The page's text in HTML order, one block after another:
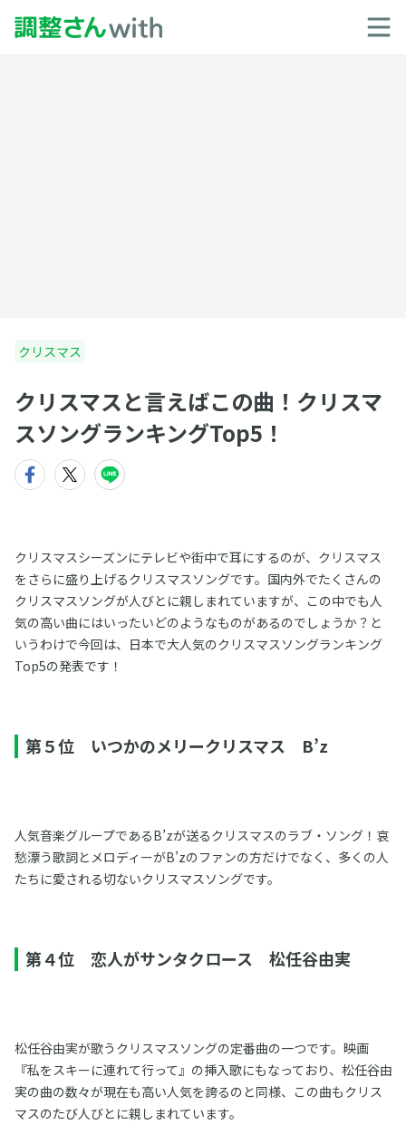
クリスマス
クリスマスと言えばこの曲！クリスマ
スソングランキングTop5！
クリスマスシーズンにテレビや街中で耳にするのが、クリスマス
をさらに盛り上げるクリスマスソングです。国内外でたくさんの
クリスマスソングが人びとに親しまれていますが、この中でも人
気の高い曲にはいったいどのようなものがあるのでしょうか？と
いうわけで今回は、日本で大人気のクリスマスソングランキング
Top5の発表です！
第５位 いつかのメリークリスマス B’z
人気音楽グループであるB’zが送るクリスマスのラブ・ソング！哀
愁漂う歌詞とメロディーがB’zのファンの方だけでなく、多くの人
たちに愛される切ないクリスマスソングです。
第４位 恋人がサンタクロース 松任谷由実
松任谷由実が歌うクリスマスソングの定番曲の一つです。映画
『私をスキーに連れて行って』の挿入歌にもなっており、松任谷由
実の曲の数々が現在も高い人気を誇るのと同様、この曲もクリス
マスのたび人びとに親しまれています。